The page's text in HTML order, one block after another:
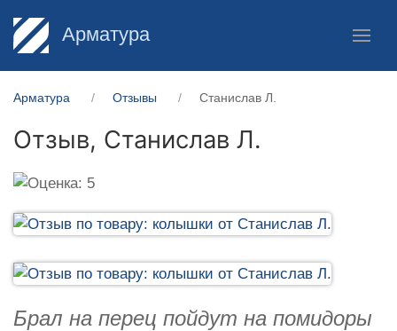
Арматура
Арматура Отзывы Станислав Л.
Отзыв, Станислав Л.
Брал на перец пойдут на помидоры